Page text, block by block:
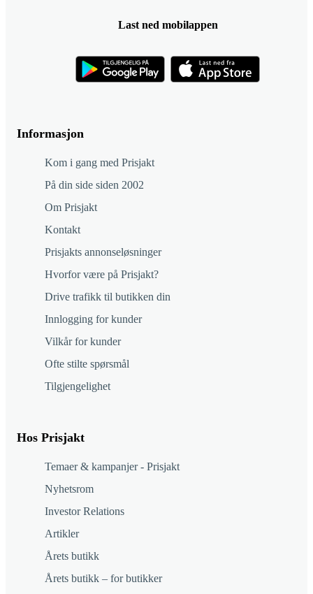
Informasjon
Kom i gang med Prisjakt
På din side siden 2002
Om Prisjakt
Kontakt
Prisjakts annonseløsninger
Hvorfor være på Prisjakt?
Drive trafikk til butikken din
Innlogging for kunder
Vilkår for kunder
Ofte stilte spørsmål
Tilgjengelighet
Hos Prisjakt
Temaer & kampanjer - Prisjakt
Nyhetsrom
Investor Relations
Artikler
Årets butikk
Årets butikk – for butikker
Last ned mobilappen